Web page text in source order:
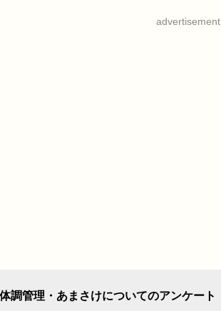
advertisement
調管理・あまさけについてのアンケート